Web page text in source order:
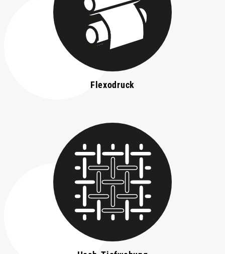
Flexodruck